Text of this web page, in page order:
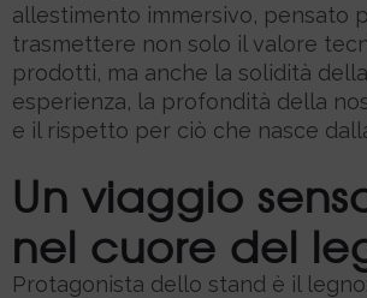
allestimento immersivo, pensato
trasmettere non solo il valore
prodotti, ma anche la solidità
esperienza, la profondità della
e il rispetto per ciò che nasce
Un viaggio
nel cuore del
Protagonista dello stand è il